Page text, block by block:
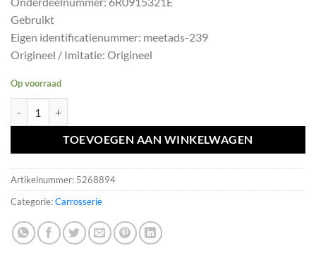
was:
is:
Gebruikt
Eigen identificatienummer: meetads-239
Origineel / Imitatie: Origineel
Op voorraad
TOEVOEGEN AAN WINKELWAGEN
Artikelnummer: 5268894
Categorie:Carrosserie